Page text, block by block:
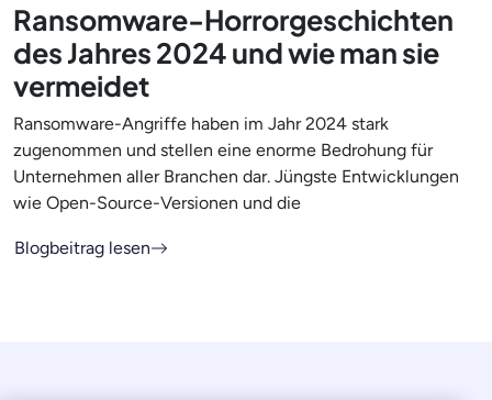
Ransomware-Horrorgeschichten
des Jahres 2024 und wie man sie
vermeidet
Ransomware-Angriffe haben im Jahr 2024 stark
zugenommen und stellen eine enorme Bedrohung für
Unternehmen aller Branchen dar. Jüngste Entwicklungen
wie Open-Source-Versionen und die
Blogbeitrag lesen